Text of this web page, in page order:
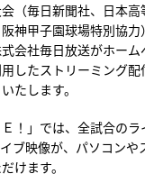
（毎日新聞社、日本高
神甲子園球場特別協
会社毎日放送がホー
したストリーミング
たします。
Ｅ！」では、全試合の
ブ映像が、パソコン
けます。